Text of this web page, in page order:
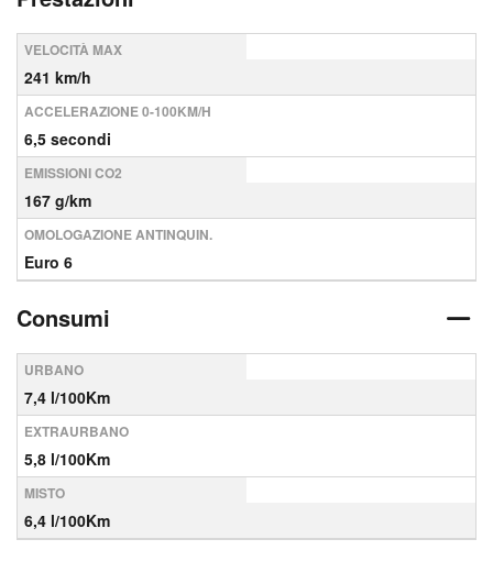
VELOCITÀ MAX
241 km/h
ACCELERAZIONE 0-100KM/H
6,5 secondi
EMISSIONI CO2
167 g/km
OMOLOGAZIONE ANTINQUIN.
Euro 6
Consumi
URBANO
7,4 l/100Km
EXTRAURBANO
5,8 l/100Km
MISTO
6,4 l/100Km